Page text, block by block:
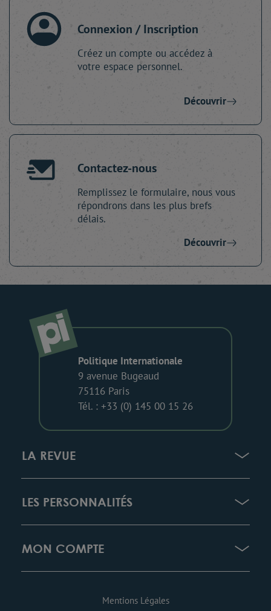
Connexion / Inscription
Créez un compte ou accédez à
votre espace personnel.
Découvrir
Contactez-nous
Remplissez le formulaire, nous vous
répondrons dans les plus brefs
délais.
Découvrir
Politique Internationale
9 avenue Bugeaud
75116 Paris
Tél. : +33 (0) 145 00 15 26
LA REVUE
LES PERSONNALITÉS
MON COMPTE
Mentions Légales